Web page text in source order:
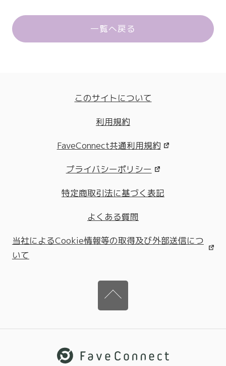
一覧へ戻る
このサイトについて
利用規約
FaveConnect共通利用規約
プライバシーポリシー
特定商取引法に基づく表記
よくある質問
当社によるCookie情報等の取得及び外部送信につ
いて